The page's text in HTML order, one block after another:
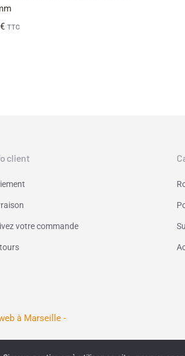
€ TTC
client
votre commande
à Marseille -